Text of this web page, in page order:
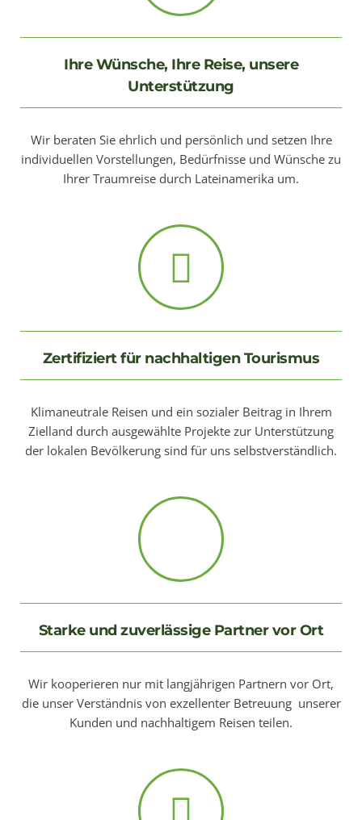
Ihre Wünsche, Ihre Reise, unsere
Unterstützung
Wir beraten Sie ehrlich und persönlich und setzen Ihre
individuellen Vorstellungen, Bedürfnisse und Wünsche zu
Ihrer Traumreise durch Lateinamerika um.
Zertifiziert für nachhaltigen Tourismus
Klimaneutrale Reisen und ein sozialer Beitrag in Ihrem
Zielland durch ausgewählte Projekte zur Unterstützung
der lokalen Bevölkerung sind für uns selbstverständlich.
Starke und zuverlässige Partner vor Ort
Wir kooperieren nur mit langjährigen Partnern vor Ort,
die unser Verständnis von exzellenter Betreuung unserer
Kunden und nachhaltigem Reisen teilen.